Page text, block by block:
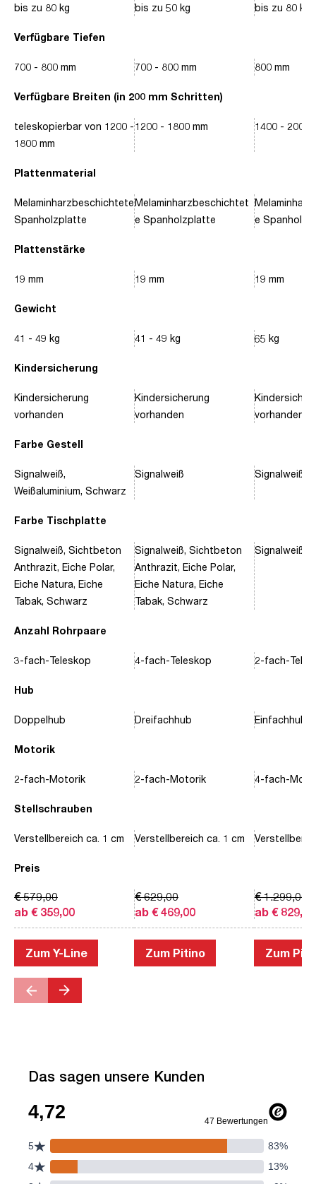
Verfügbare Tiefen
Verfügbare Breiten (in 200 mm Schritten)
Plattenmaterial
Plattenstärke
Gewicht
Kindersicherung
Farbe Gestell
Farbe Tischplatte
Anzahl Rohrpaare
Hub
Motorik
Stellschrauben
Preis
bis zu 80 kg
700 - 800 mm
teleskopierbar von 1200 -
1800 mm
Melaminharzbeschichtete
Spanholzplatte
19 mm
41 - 49 kg
Kindersicherung
vorhanden
Signalweiß,
Weißaluminium, Schwarz
Signalweiß, Sichtbeton
Anthrazit, Eiche Polar,
Eiche Natura, Eiche
Tabak, Schwarz
3-fach-Teleskop
Doppelhub
2-fach-Motorik
Verstellbereich ca. 1 cm
ab € 359,00
€ 579,00
Zum Y-Line
bis zu 50 kg
700 - 800 mm
1200 - 1800 mm
Melaminharzbeschichtet
e Spanholzplatte
19 mm
41 - 49 kg
Kindersicherung
vorhanden
Signalweiß
Signalweiß, Sichtbeton
Anthrazit, Eiche Polar,
Eiche Natura, Eiche
Tabak, Schwarz
4-fach-Teleskop
Dreifachhub
2-fach-Motorik
Verstellbereich ca. 1 cm
ab € 469,00
€ 629,00
Zum Pitino
bis zu 80 kg
800 mm
1400 - 2000
e
19 mm
65 kg
vorhanden
Signalweiß,
Signalweiß,
2-fach-
Einfachhub
4-fach-
ab € 829,00
€ 1.299,00
Zum
Das sagen unsere Kunden